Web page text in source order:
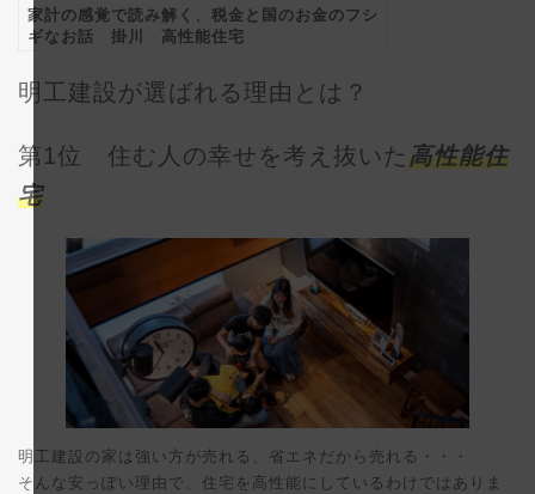
家計の感覚で読み解く、税金と国のお金のフシ
ギなお話 掛川 高性能住宅
明工建設が選ばれる理由とは？
第1位 住む人の幸せを考え抜いた高性能住
宅
明工建設の家は強い方が売れる、省エネだから売れる・・・
そんな安っぽい理由で、住宅を高性能にしているわけではありま